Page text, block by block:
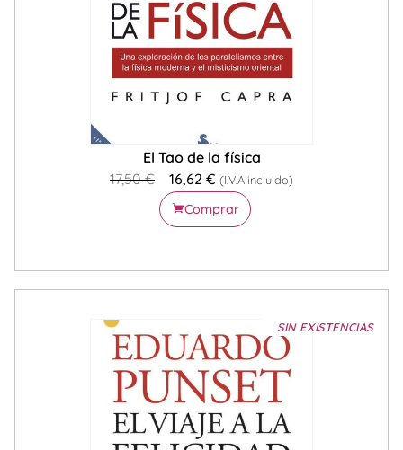
El Tao de la física
17,50€ 16,62 € (I.V.A incluido)
Comprar
SIN EXISTENCIAS